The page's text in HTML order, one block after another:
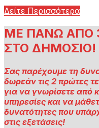
Δείτε Περισσότερα
ΜΕ ΠΑΝΩ ΑΠΟ
ΣΤΟ ΔΗΜΟΣΙΟ!
Σας παρέχουμε τη
δωρεάν τις 2 πρώτες
για να γνωρίσετε από
υπηρεσίες και να
δυνατότητες που
στις εξετάσεις!